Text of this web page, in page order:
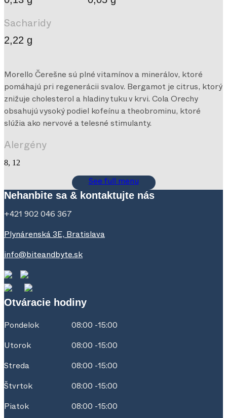
Sacharidy
2,22 g
Morello Čerešne sú plné vitamínov a minerálov, ktoré
pomáhajú pri regenerácii svalov. Bergamot je citrus, ktorý
znižuje cholesterol a hladiny tuku v krvi. Cola Orechy
obsahujú vysoký podiel kofeínu a theobrominu, ktoré
slúžia ako nervové a telesné stimulanty.
Alergény
8, 12
See full menu
Nehanbite sa & kontaktujte nás
+421 902 046 367
Plynárenská 3E, Bratislava
info@biteandbyte.sk
Otváracie hodiny
Pondelok 08:00 -15:00
Utorok 08:00 -15:00
Streda 08:00 -15:00
Štvrtok 08:00 -15:00
Piatok 08:00 -15:00